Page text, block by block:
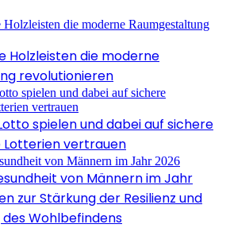
Holzleisten die moderne
revolutionieren
spielen und dabei auf sichere
vertrauen
von Männern im Jahr
zur Stärkung der Resilienz und
Wohlbefindens